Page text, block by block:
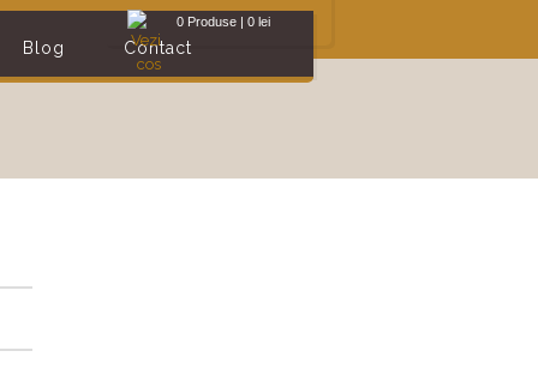
0 Produse | 0 lei
Blog Contact